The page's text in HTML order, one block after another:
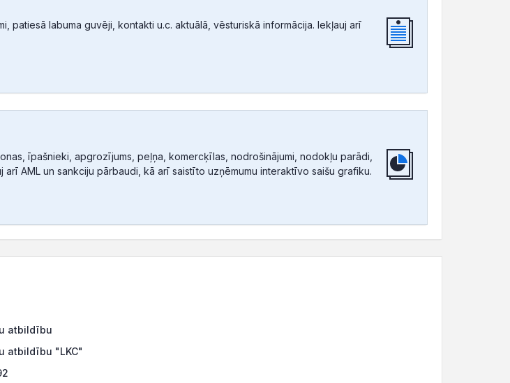
labuma guvēji, kontakti u.c. aktuālā, vēsturiskā informācija. Iekļauj arī
īpašnieki, apgrozījums, peļņa, komercķīlas, nodrošinājumi, nodokļu parādi,
AML un sankciju pārbaudi, kā arī saistīto uzņēmumu interaktīvo saišu grafiku.
atbildību
atbildību "LKC"